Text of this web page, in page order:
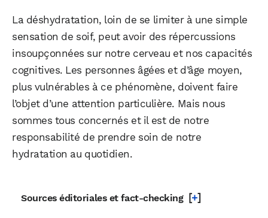
La déshydratation, loin de se limiter à une simple
sensation de soif, peut avoir des répercussions
insoupçonnées sur notre cerveau et nos capacités
cognitives. Les personnes âgées et d’âge moyen,
plus vulnérables à ce phénomène, doivent faire
l’objet d’une attention particulière. Mais nous
sommes tous concernés et il est de notre
responsabilité de prendre soin de notre
hydratation au quotidien.
Sources éditoriales et fact-checking [+]